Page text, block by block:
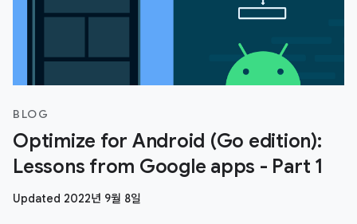
BLOG
Optimize for Android (Go edition):
Lessons from Google apps - Part 1
Updated 2022년 9월 8일